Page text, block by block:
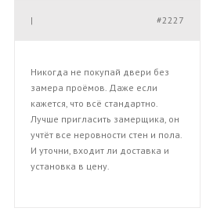
#2227
|
Никогда не покупай двери без
замера проёмов. Даже если
кажется, что всё стандартно.
Лучше пригласить замерщика, он
учтёт все неровности стен и пола.
И уточни, входит ли доставка и
установка в цену.